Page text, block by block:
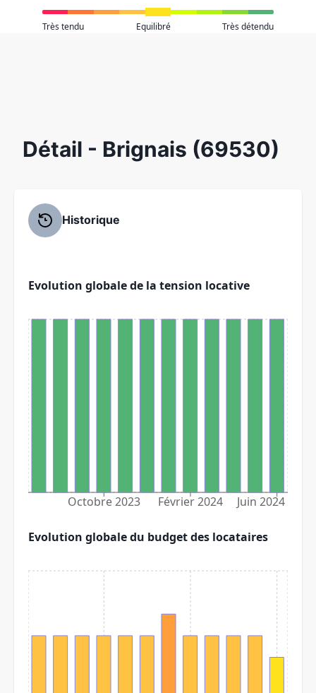
Très tendu Equilibré Très détendu
Détail - Brignais (69530)
Historique
Evolution globale de la tension locative
Octobre 2023 Février 2024 Juin 2024
Evolution globale du budget des locataires